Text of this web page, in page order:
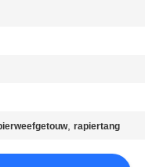
,rapiertang